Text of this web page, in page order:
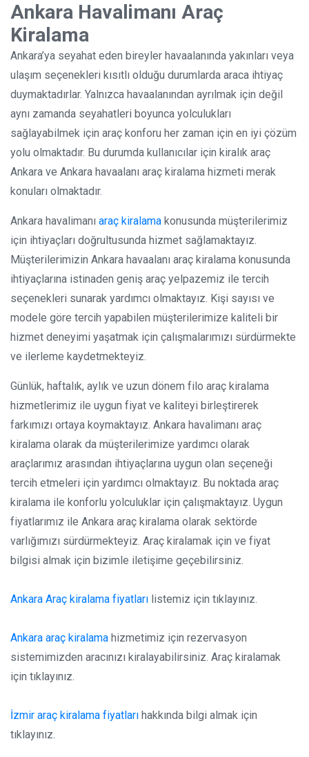
Ankara Havalimanı Araç
Kiralama
Ankara’ya seyahat eden bireyler havaalanında yakınları veya
ulaşım seçenekleri kısıtlı olduğu durumlarda araca ihtiyaç
duymaktadırlar. Yalnızca havaalanından ayrılmak için değil
aynı zamanda seyahatleri boyunca yolculukları
sağlayabilmek için araç konforu her zaman için en iyi çözüm
yolu olmaktadır. Bu durumda kullanıcılar için kiralık araç
Ankara ve Ankara havaalanı araç kiralama hizmeti merak
konuları olmaktadır.
Ankara havalimanı araç kiralama konusunda müşterilerimiz
için ihtiyaçları doğrultusunda hizmet sağlamaktayız.
Müşterilerimizin Ankara havaalanı araç kiralama konusunda
ihtiyaçlarına istinaden geniş araç yelpazemiz ile tercih
seçenekleri sunarak yardımcı olmaktayız. Kişi sayısı ve
modele göre tercih yapabilen müşterilerimize kaliteli bir
hizmet deneyimi yaşatmak için çalışmalarımızı sürdürmekte
ve ilerleme kaydetmekteyiz.
Günlük, haftalık, aylık ve uzun dönem filo araç kiralama
hizmetlerimiz ile uygun fiyat ve kaliteyi birleştirerek
farkımızı ortaya koymaktayız. Ankara havalimanı araç
kiralama olarak da müşterilerimize yardımcı olarak
araçlarımız arasından ihtiyaçlarına uygun olan seçeneği
tercih etmeleri için yardımcı olmaktayız. Bu noktada araç
kiralama ile konforlu yolculuklar için çalışmaktayız. Uygun
fiyatlarımız ile Ankara araç kiralama olarak sektörde
varlığımızı sürdürmekteyiz. Araç kiralamak için ve fiyat
bilgisi almak için bizimle iletişime geçebilirsiniz.
Ankara Araç kiralama fiyatları listemiz için tıklayınız.
Ankara araç kiralama hizmetimiz için rezervasyon
sistemimizden aracınızı kiralayabilirsiniz. Araç kiralamak
için tıklayınız.
İzmir araç kiralama fiyatları hakkında bilgi almak için
tıklayınız.